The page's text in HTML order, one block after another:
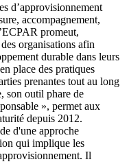
d’approvisionnement
accompagnement,
promeut,
organisations afin
durable dans leurs
place des pratiques
prenantes tout au long
son outil phare de
», permet aux
depuis 2012.
d'une approche
qui implique les
Il